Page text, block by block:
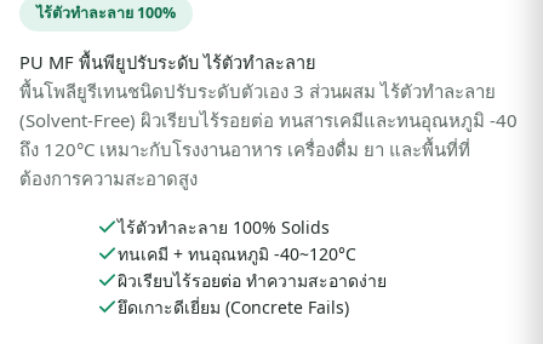
ไร้ตัวทำละลาย 100%
PU MF พื้นพียูปรับระดับ ไร้ตัวทำละลาย
พื้นโพลียูรีเทนชนิดปรับระดับตัวเอง 3 ส่วนผสม ไร้ตัวทำละลาย
(Solvent-Free) ผิวเรียบไร้รอยต่อ ทนสารเคมีและทนอุณหภูมิ -40
ถึง 120°C เหมาะกับโรงงานอาหาร เครื่องดื่ม ยา และพื้นที่ที่
ต้องการความสะอาดสูง
ไร้ตัวทำละลาย 100% Solids
ทนเคมี + ทนอุณหภูมิ -40~120°C
ผิวเรียบไร้รอยต่อ ทำความสะอาดง่าย
ยึดเกาะดีเยี่ยม (Concrete Fails)